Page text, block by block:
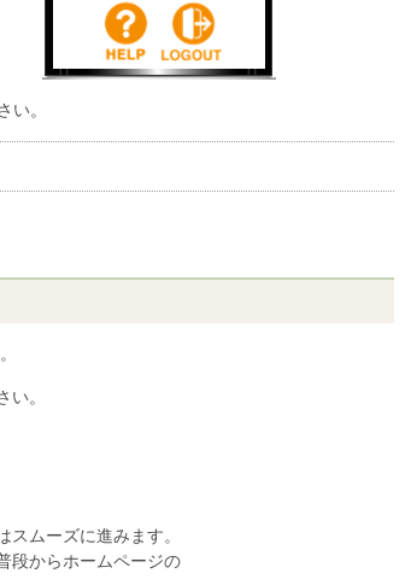
い。
。
ムーズに進みます。
段からホームページの
々専科・不動産業
CMSクラウドHP楽々専科・一般企業
テンプレート